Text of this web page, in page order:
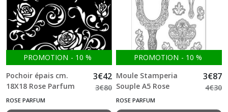
PROMOTION - 10 %
Pochoir épais cm.
18X18 Rose Parfum
borders Stamperia
3€42
3€80
ROSE PARFUM
PROMOTION - 10 %
Moule Stamperia
Souple A5 Rose
Parfum mirrors
3€87
4€30
ROSE PARFUM